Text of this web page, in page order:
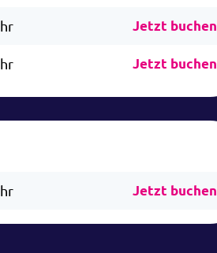
Jetzt buchen
Jetzt buchen
Jetzt buchen